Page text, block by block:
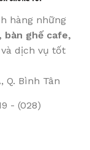
hàng những
, bàn ghế cafe,
dịch vụ tốt
Q. Bình Tân
- (028)